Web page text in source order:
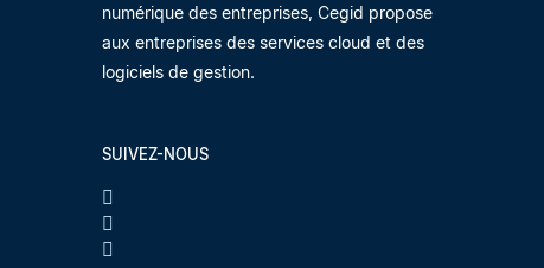
numérique des entreprises, Cegid propose
aux entreprises des services cloud et des
logiciels de gestion.
SUIVEZ-NOUS